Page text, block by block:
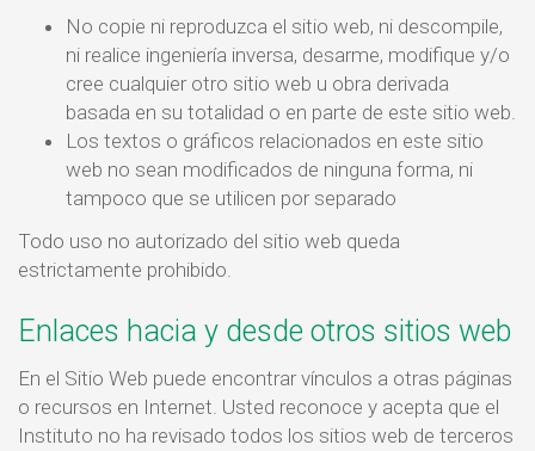
No copie ni reproduzca el sitio web, ni descompile,
ni realice ingeniería inversa, desarme, modifique y/o
cree cualquier otro sitio web u obra derivada
basada en su totalidad o en parte de este sitio web.
Los textos o gráficos relacionados en este sitio
web no sean modificados de ninguna forma, ni
tampoco que se utilicen por separado
Todo uso no autorizado del sitio web queda
estrictamente prohibido.
Enlaces hacia y desde otros sitios web
En el Sitio Web puede encontrar vínculos a otras páginas
o recursos en Internet. Usted reconoce y acepta que el
Instituto no ha revisado todos los sitios web de terceros